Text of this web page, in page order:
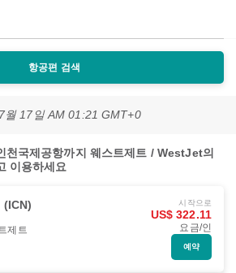
항공편 검색
월 17일 AM 01:21 GMT+0
천국제공항까지 웨스트제트 / WestJet의
이용하세요
(ICN)
제트
시작으로
US$ 322.11
요금/인
예약